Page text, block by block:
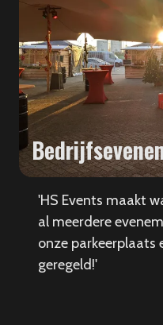
'HS Events maakt
al meerdere
onze parkeerplaats
geregeld!'